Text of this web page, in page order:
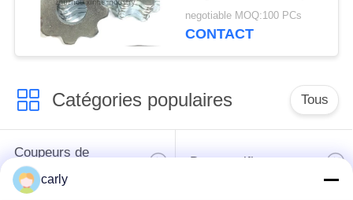
PROTECTION
DE
LA
VIE
PRIVÉE
pour la préparation de
la surface concrète de
negotiable MOQ:100 PCs
CONTACT
Catégories populaires Tous
Coupeurs de
déchaumeuse
Des scarificateurs
carly